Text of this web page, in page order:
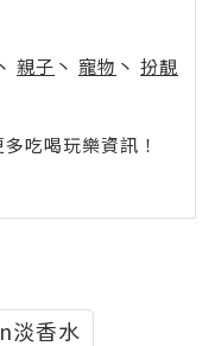
親子 丶 寵物 丶 扮靚
吃喝玩樂資訊！
淡香水